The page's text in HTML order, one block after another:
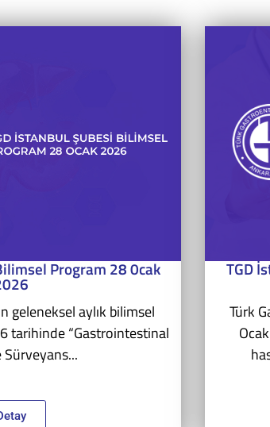
Program 28 0cak
geleneksel aylık bilimsel
tarihinde “Gastrointestinal
TGD
Türk